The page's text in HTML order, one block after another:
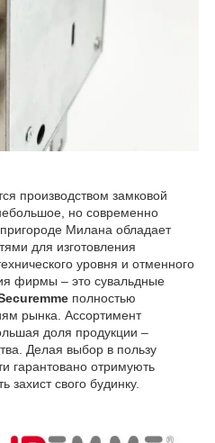
производством замковой
но современно
Милана обладает
для изготовления
уровня и отменного
фирмы – это сувальдные
полностью
рынка. Ассортимент
доля продукции –
Делая выбор в пользу
гарантовано отримують
захист свого будинку.